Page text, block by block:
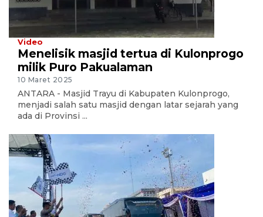
Video
Menelisik masjid tertua di Kulonprogo
milik Puro Pakualaman
10 Maret 2025
ANTARA - Masjid Trayu di Kabupaten Kulonprogo,
menjadi salah satu masjid dengan latar sejarah yang
ada di Provinsi ...